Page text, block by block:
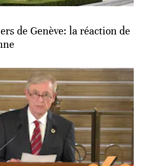
de Genève: la réaction de